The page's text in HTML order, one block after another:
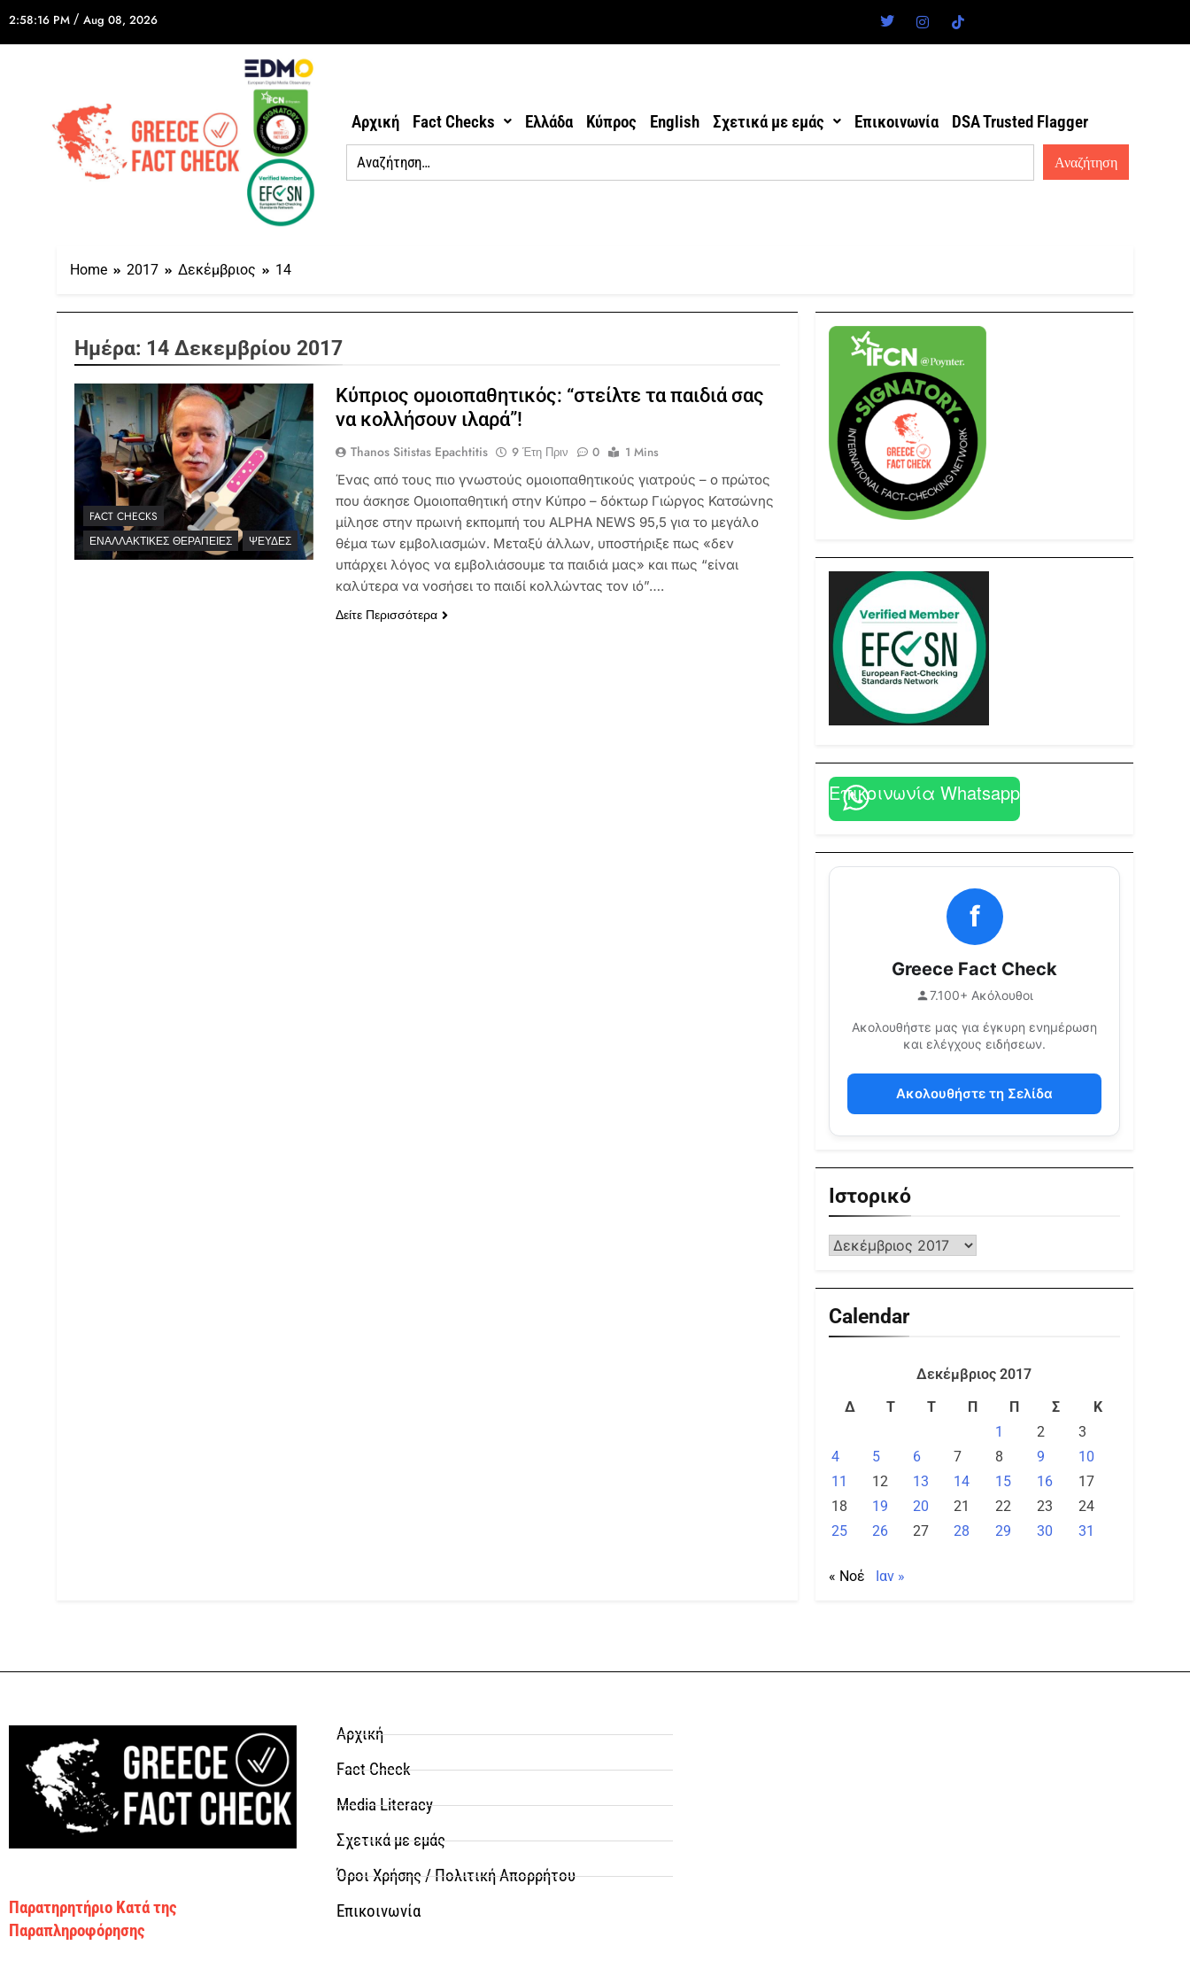
2:58:16 PM / Aug 08, 2026
Αρχική Fact Checks Ελλάδα Κύπρος English Σχετικά με εμάς Επικοινωνία DSA Trusted Flagger
Home 2017 Δεκέμβριος 14
Ημέρα: 14 Δεκεμβρίου 2017
FACT CHECKS
ΕΝΑΛΛΑΚΤΙΚΈΣ ΘΕΡΑΠΕΊΕΣ
ΨΕΥΔΈΣ
Κύπριος ομοιοπαθητικός: “στείλτε τα παιδιά σας
να κολλήσουν ιλαρά”!
Thanos Sitistas Epachtitis 9 Έτη Πριν 0
1 Mins
Ένας από τους πιο γνωστούς ομοιοπαθητικούς γιατρούς – ο πρώτος
που άσκησε Ομοιοπαθητική στην Κύπρο – δόκτωρ Γιώργος Κατσώνης
μίλησε στην πρωινή εκπομπή του ALPHA NEWS 95,5 για το μεγάλο
θέμα των εμβολιασμών. Μεταξύ άλλων, υποστήριξε πως «δεν
υπάρχει λόγος να εμβολιάσουμε τα παιδιά μας» και πως “είναι
καλύτερα να νοσήσει το παιδί κολλώντας τον ιό”….
Δείτε Περισσότερα
Επικοινωνία Whatsapp
f
Greece Fact Check
7.100+ Ακόλουθοι
Ακολουθήστε μας για έγκυρη ενημέρωση
και ελέγχους ειδήσεων.
Ακολουθήστε τη Σελίδα
Ιστορικό
Calendar
Δεκέμβριος 2017
Δ
Τ Τ Π Π Σ
Κ
1
2
3
4
5 6 7 8 9
10
11
12 13 14 15 16
17
18
19 20 21 22 23
24
25
26 27 28 29 30 31
« Νοέ Ιαν »
Παρατηρητήριο Κατά της
Παραπληροφόρησης
Αρχική
Fact Check
Media Literacy
Σχετικά με εμάς
Όροι Χρήσης / Πολιτική Απορρήτου
Επικοινωνία